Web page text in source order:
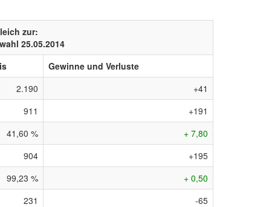
DIE RECHTE
Graue Panther
LKR – Bernd Luc...
Die Humanisten
Volt
zur:
25.05.2014
Gewinne und Verluste
2.190
+41
911
+191
41,60 %
+ 7,80
904
+195
99,23 %
+ 0,50
231
-65